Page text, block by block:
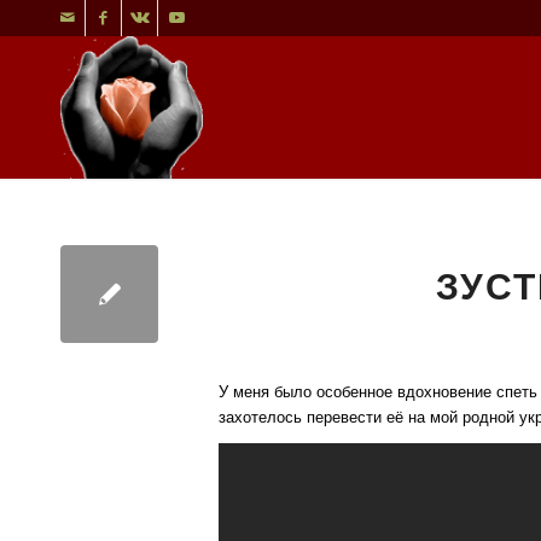
У меня было особенное вдохновение
захотелось перевести её на мой родной